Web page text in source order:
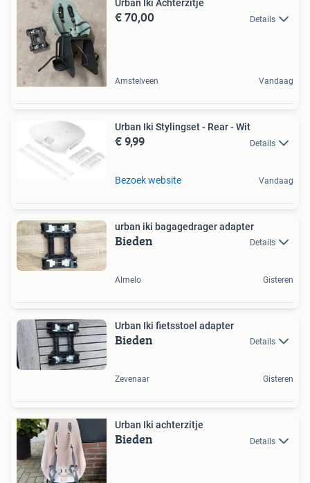
Urban Iki Achterzitje
€ 70,00 Details
Amstelveen Vandaag
Urban Iki Stylingset - Rear - Wit
€ 9,99 Details
Bezoek website Vandaag
urban iki bagagedrager adapter
Bieden Details
Almelo Gisteren
Urban Iki fietsstoel adapter
Bieden Details
Zevenaar Gisteren
Urban Iki achterzitje
Bieden Details